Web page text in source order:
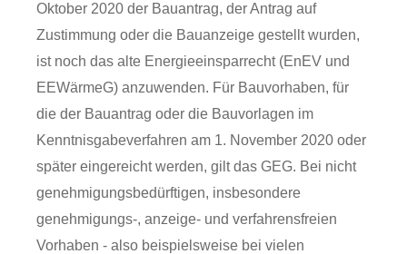
Oktober 2020 der Bauantrag, der Antrag auf
Zustimmung oder die Bauanzeige gestellt wurden,
ist noch das alte Energieeinsparrecht (EnEV und
EEWärmeG) anzuwenden. Für Bauvorhaben, für
die der Bauantrag oder die Bauvorlagen im
Kenntnisgabeverfahren am 1. November 2020 oder
später eingereicht werden, gilt das GEG. Bei nicht
genehmigungsbedürftigen, insbesondere
genehmigungs-, anzeige- und verfahrensfreien
Vorhaben - also beispielsweise bei vielen